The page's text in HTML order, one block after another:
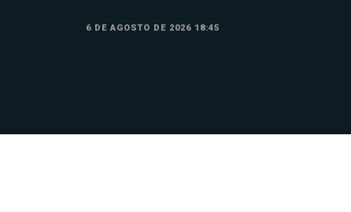
6 DE AGOSTO DE 2026 18:45